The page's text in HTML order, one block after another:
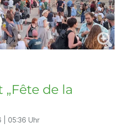
de la
| 05:36 Uhr